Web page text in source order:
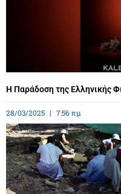
Η Παράδοση της Ελληνικής
28/03/2025 7:56 πμ